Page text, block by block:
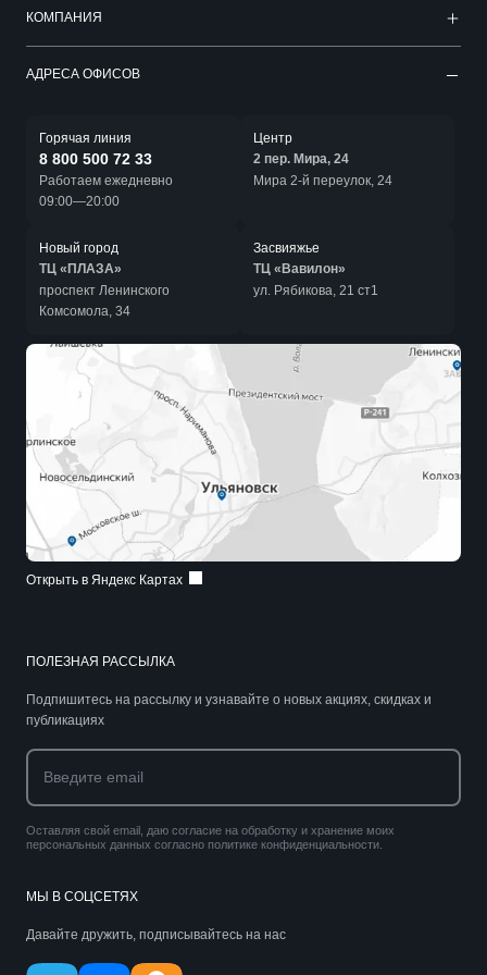
ПОЛЕЗНАЯ РАССЫЛКА
Подпишитесь на рассылку и узнавайте о новых акциях, скидках и
публикациях
Оставляя свой email, даю согласие на обработку и хранение моих
персональных данных согласно политике конфиденциальности.
МЫ В СОЦСЕТЯХ
Давайте дружить, подписывайтесь на нас
КОМПАНИЯ
АДРЕСА ОФИСОВ
Горячая линия
8 800 500 72 33
Работаем ежедневно
09:00—20:00
Центр
2 пер. Мира, 24
Мира 2-й переулок, 24
Новый город
ТЦ «ПЛАЗА»
проспект Ленинского
Комсомола, 34
Засвияжье
ТЦ «Вавилон»
ул. Рябикова, 21 ст1
Открыть в Яндекс Картах